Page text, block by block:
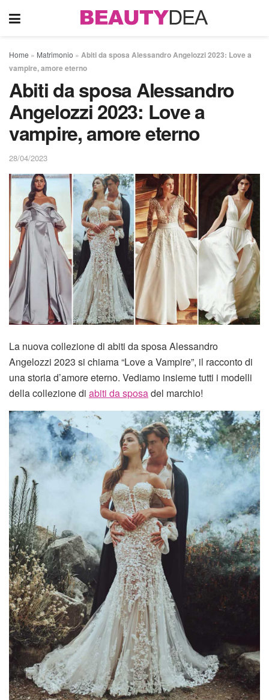
Home » Matrimonio » Abiti da sposa Alessandro Angelozzi 2023: Love a
vampire, amore eterno
Abiti da sposa Alessandro
Angelozzi 2023: Love a
vampire, amore eterno
28/04/2023
La nuova collezione di abiti da sposa Alessandro
Angelozzi 2023 si chiama “Love a Vampire”, il racconto di
una storia d’amore eterno. Vediamo insieme tutti i modelli
della collezione di abiti da sposadel marchio!